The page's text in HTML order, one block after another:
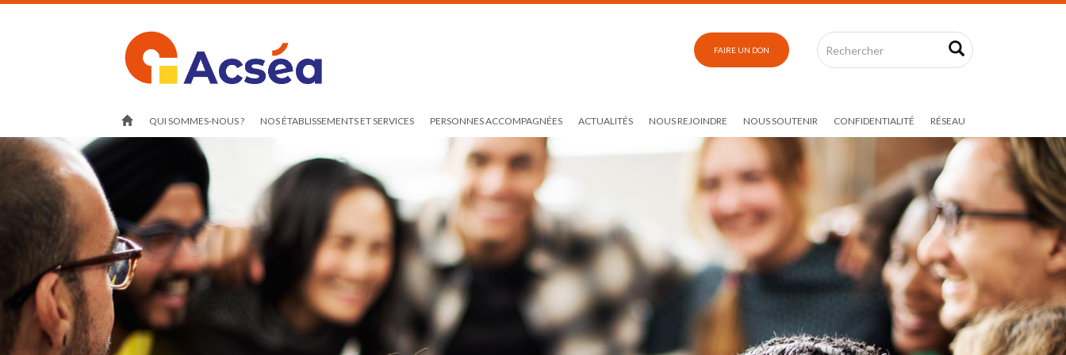
FAIRE UN DON
QUI SOMMES-NOUS ? NOS ÉTABLISSEMENTS ET SERVICES PERSONNES ACCOMPAGNÉES ACTUALITÉS NOUS REJOINDRE NOUS SOUTENIR CONFIDENTIALITÉ RÉSEAU